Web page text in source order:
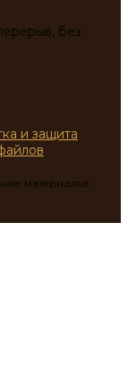
без
и защита
материалов